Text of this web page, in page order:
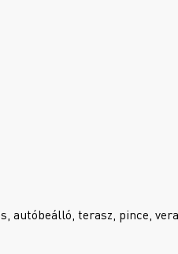
autóbeálló, terasz, pince,